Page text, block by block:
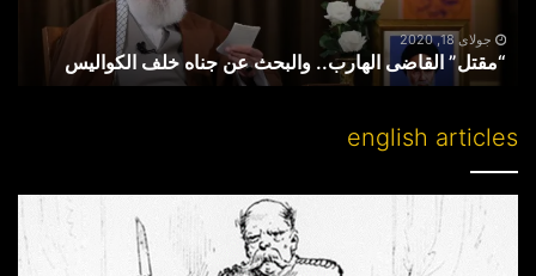
جولای 18, 2020
“مقتل” القاضی الهارب.. والبحث عن جناه خلف الکوالیس
english articles
others’